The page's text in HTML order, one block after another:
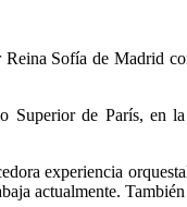
Sofía de Madrid
Superior de París,
experiencia
actualmente.